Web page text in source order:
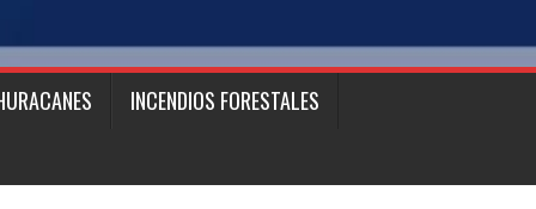
INCENDIOS FORESTALES